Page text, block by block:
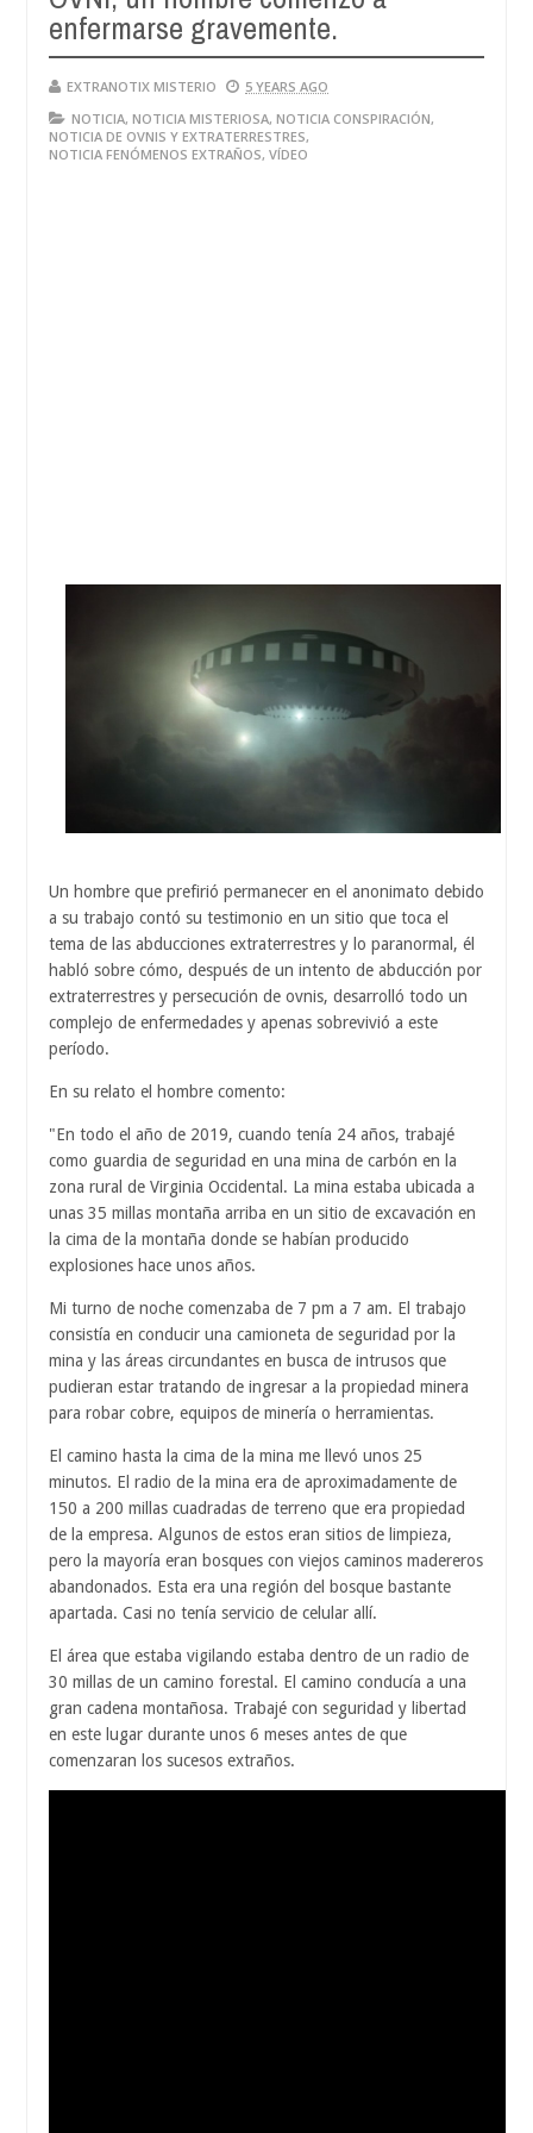
enfermarse gravemente.
EXTRANOTIX MISTERIO
5 YEARS AGO
NOTICIA, NOTICIA MISTERIOSA, NOTICIA CONSPIRACIÓN,
NOTICIA DE OVNIS Y EXTRATERRESTRES,
NOTICIA FENÓMENOS EXTRAÑOS, VÍDEO
Un hombre que prefirió permanecer en el anonimato debido
a su trabajo contó su testimonio en un sitio que toca el
tema de las abducciones extraterrestres y lo paranormal, él
habló sobre cómo, después de un intento de abducción por
extraterrestres y persecución de ovnis, desarrolló todo un
complejo de enfermedades y apenas sobrevivió a este
período.
En su relato el hombre comento:
"En todo el año de 2019, cuando tenía 24 años, trabajé
como guardia de seguridad en una mina de carbón en la
zona rural de Virginia Occidental. La mina estaba ubicada a
unas 35 millas montaña arriba en un sitio de excavación en
la cima de la montaña donde se habían producido
explosiones hace unos años.
Mi turno de noche comenzaba de 7 pm a 7 am. El trabajo
consistía en conducir una camioneta de seguridad por la
mina y las áreas circundantes en busca de intrusos que
pudieran estar tratando de ingresar a la propiedad minera
para robar cobre, equipos de minería o herramientas.
El camino hasta la cima de la mina me llevó unos 25
minutos. El radio de la mina era de aproximadamente de
150 a 200 millas cuadradas de terreno que era propiedad
de la empresa. Algunos de estos eran sitios de limpieza,
pero la mayoría eran bosques con viejos caminos madereros
abandonados. Esta era una región del bosque bastante
apartada. Casi no tenía servicio de celular allí.
El área que estaba vigilando estaba dentro de un radio de
30 millas de un camino forestal. El camino conducía a una
gran cadena montañosa. Trabajé con seguridad y libertad
en este lugar durante unos 6 meses antes de que
comenzaran los sucesos extraños.